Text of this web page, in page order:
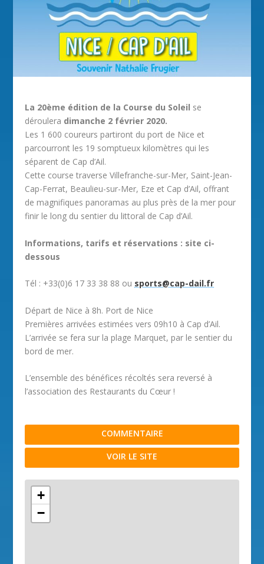
La 20ème édition de la Course du Soleil se
déroulera dimanche 2 février 2020.
Les 1 600 coureurs partiront du port de Nice et
parcourront les 19 somptueux kilomètres qui les
séparent de Cap d’Ail.
Cette course traverse Villefranche-sur-Mer, Saint-Jean-
Cap-Ferrat, Beaulieu-sur-Mer, Eze et Cap d’Ail, offrant
de magnifiques panoramas au plus près de la mer pour
finir le long du sentier du littoral de Cap d’Ail.
Informations, tarifs et réservations : site ci-
dessous
Tél : +33(0)6 17 33 38 88 ou sports@cap-dail.fr
Départ de Nice à 8h. Port de Nice
Premières arrivées estimées vers 09h10 à Cap d’Ail.
L’arrivée se fera sur la plage Marquet, par le sentier du
bord de mer.
L’ensemble des bénéfices récoltés sera reversé à
l’association des Restaurants du Cœur !
COMMENTAIRE
VOIR LE SITE
+
−